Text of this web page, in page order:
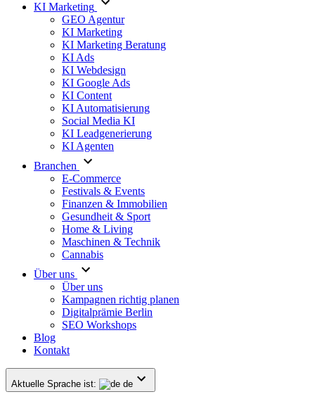
KI Marketing
GEO Agentur
KI Marketing
KI Marketing Beratung
KI Ads
KI Webdesign
KI Google Ads
KI Content
KI Automatisierung
Social Media KI
KI Leadgenerierung
KI Agenten
Branchen
E-Commerce
Festivals & Events
Finanzen & Immobilien
Gesundheit & Sport
Home & Living
Maschinen & Technik
Cannabis
Über uns
Über uns
Kampagnen richtig planen
Digitalprämie Berlin
SEO Workshops
Blog
Kontakt
Aktuelle Sprache ist: de